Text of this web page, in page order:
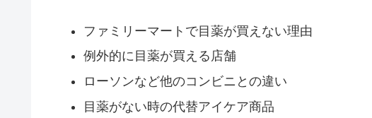
ファミリーマートで目薬が買えない理由
例外的に目薬が買える店舗
ローソンなど他のコンビニとの違い
目薬がない時の代替アイケア商品